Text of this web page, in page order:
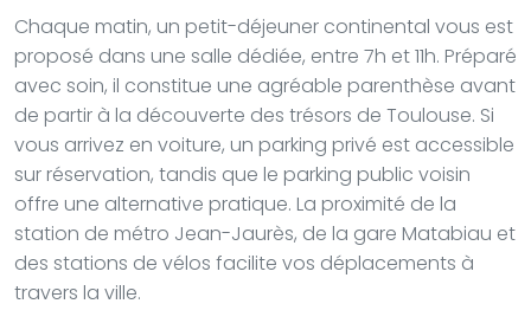
Chaque matin, un petit-déjeuner continental vous est
proposé dans une salle dédiée, entre 7h et 11h. Préparé
avec soin, il constitue une agréable parenthèse avant
de partir à la découverte des trésors de Toulouse. Si
vous arrivez en voiture, un parking privé est accessible
sur réservation, tandis que le parking public voisin
offre une alternative pratique. La proximité de la
station de métro Jean-Jaurès, de la gare Matabiau et
des stations de vélos facilite vos déplacements à
travers la ville.